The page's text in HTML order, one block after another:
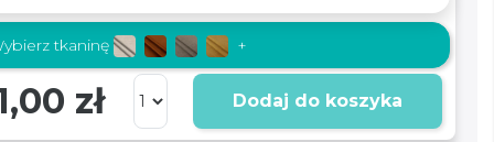
tkaninę +
zł Dodaj do koszyka